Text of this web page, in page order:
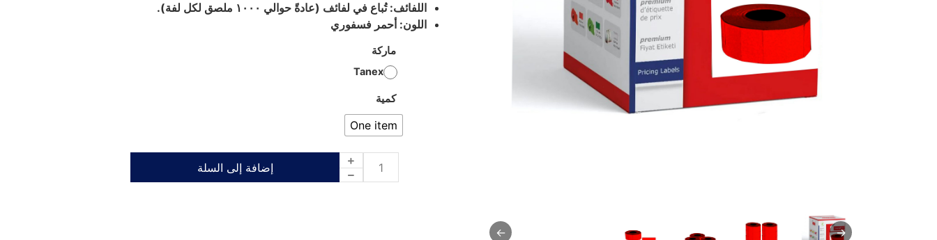
→
←
اللفائف: تُباع في لفائف (عادةً حوالي ١٠٠٠ ملصق لكل لفة).
اللون: أحمر فسفوري
ماركة
Tanex
كمية
One item
إضافة إلى السلة